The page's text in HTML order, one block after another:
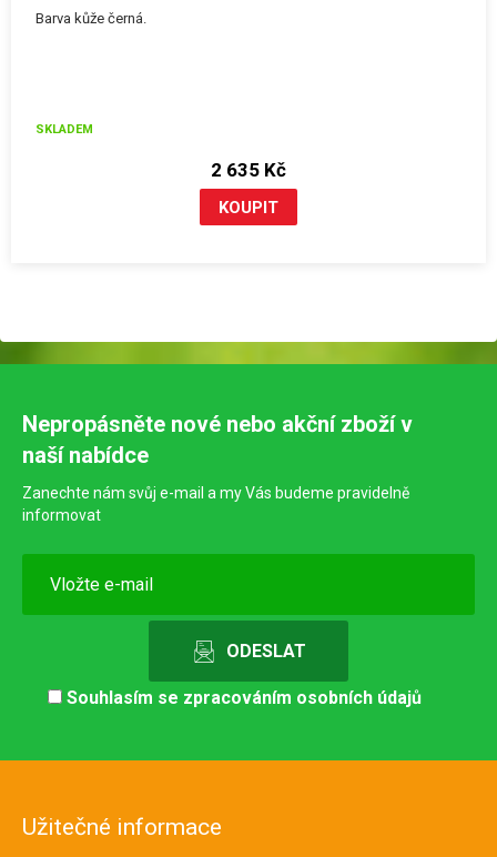
Barva kůže černá.
SKLADEM
2 635 Kč
Nepropásněte nové nebo akční zboží v
naší nabídce
Zanechte nám svůj e-mail a my Vás budeme pravidelně
informovat
Souhlasím se zpracováním osobních údajů
Užitečné informace